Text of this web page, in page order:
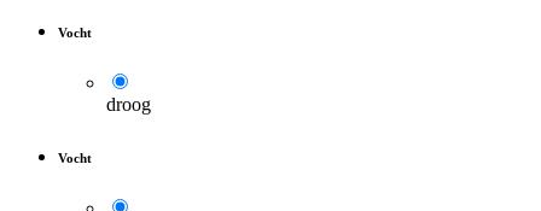
Vocht
droog
Vocht